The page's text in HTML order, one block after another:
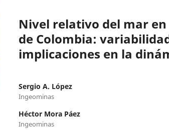
Nivel relativo del mar
de Colombia:
implicaciones en la
Sergio A. López
Ingeominas
Héctor Mora Páez
Ingeominas